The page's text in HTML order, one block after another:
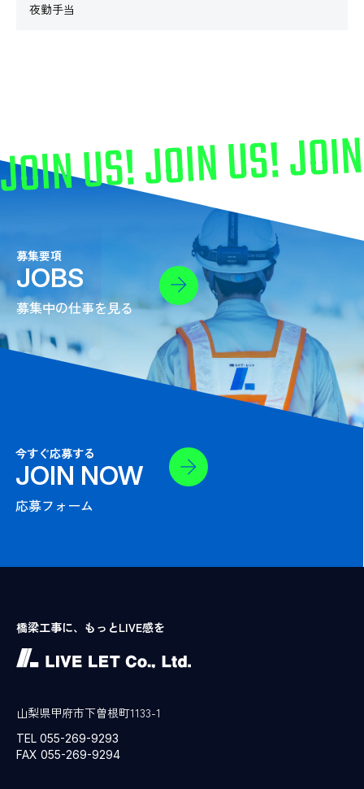
夜勤手当
US! JOIN US!
募集要項
JOBS
募集中の仕事を見る
今すぐ応募する
JOIN NOW
応募フォーム
橋梁工事に、もっとLIVE感を
山梨県甲府市下曽根町1133-1
TEL 055-269-9293
FAX 055-269-9294